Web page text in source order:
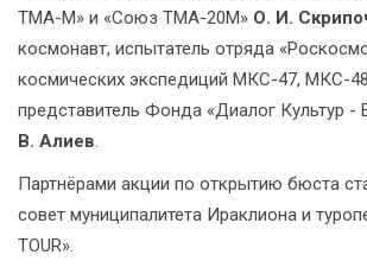
ТМА-М» и «Союз ТМА-20M» О. И.
космонавт, испытатель отряда
космических экспедиций МКС-47, МКС-48
представитель Фонда «Диалог Культур -
В. Алиев.
Партнёрами акции по открытию бюста
совет муниципалитета Ираклиона и
TOUR».